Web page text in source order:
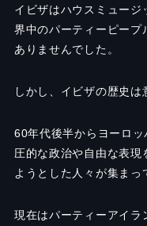
イビザはハウスミュー
界中のパーティーピープ
ありませんでした。
しかし、イビザの歴史は
60年代後半からヨーロ
圧的な政治や自由な表
ようとした人々が集まっ
現在はパーティーアイラ